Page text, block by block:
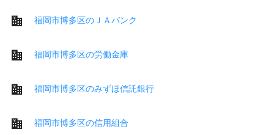
福岡市博多区のＪＡバンク
福岡市博多区の労働金庫
福岡市博多区のみずほ信託銀行
福岡市博多区の信用組合